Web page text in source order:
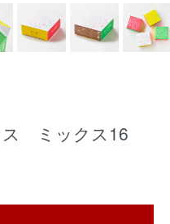
ス ミックス16